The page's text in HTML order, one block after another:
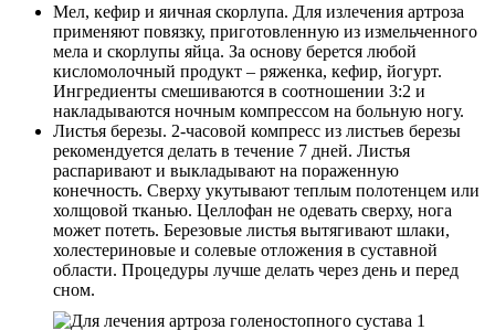
Мел, кефир и яичная скорлупа. Для излечения артроза
применяют повязку, приготовленную из измельченного
мела и скорлупы яйца. За основу берется любой
кисломолочный продукт – ряженка, кефир, йогурт.
Ингредиенты смешиваются в соотношении 3:2 и
накладываются ночным компрессом на больную ногу.
Листья березы. 2-часовой компресс из листьев березы
рекомендуется делать в течение 7 дней. Листья
распаривают и выкладывают на пораженную
конечность. Сверху укутывают теплым полотенцем или
холщовой тканью. Целлофан не одевать сверху, нога
может потеть. Березовые листья вытягивают шлаки,
холестериновые и солевые отложения в суставной
области. Процедуры лучше делать через день и перед
сном.